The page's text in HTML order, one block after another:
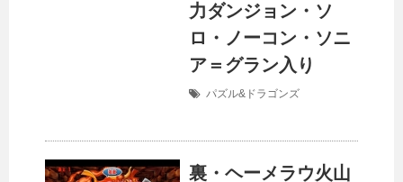
力ダンジョン・ソ
ロ・ノーコン・ソニ
ア＝グラン入り
パズル&ドラゴンズ
裏・ヘーメラウ火山